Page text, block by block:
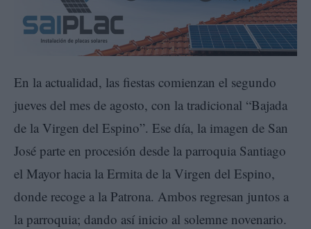
En la actualidad, las fiestas comienzan el segundo
jueves del mes de agosto, con la tradicional “Bajada
de la Virgen del Espino”. Ese día, la imagen de San
José parte en procesión desde la parroquia Santiago
el Mayor hacia la Ermita de la Virgen del Espino,
donde recoge a la Patrona. Ambos regresan juntos a
la parroquia; dando así inicio al solemne novenario.